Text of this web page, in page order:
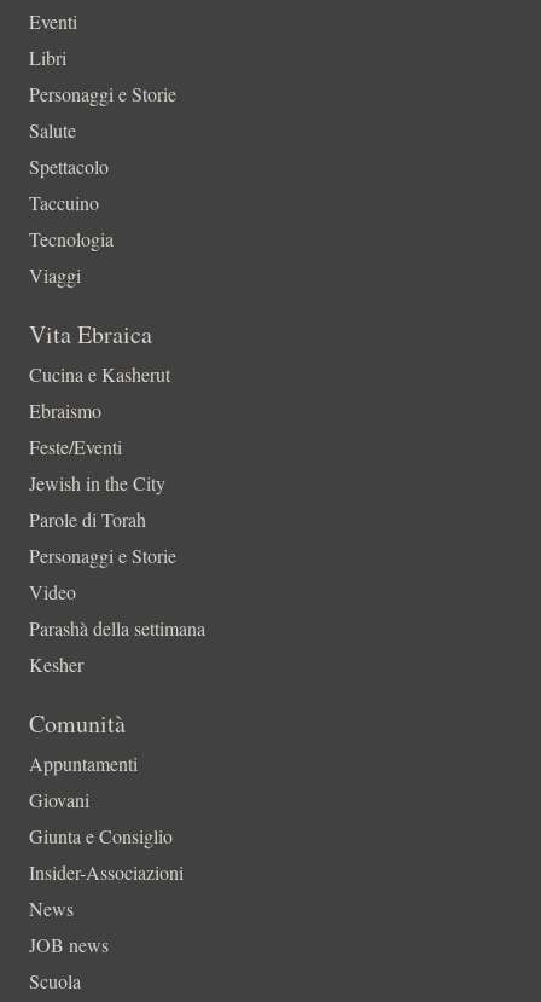
Eventi
Libri
Personaggi e Storie
Salute
Spettacolo
Taccuino
Tecnologia
Viaggi
Vita Ebraica
Cucina e Kasherut
Ebraismo
Feste/Eventi
Jewish in the City
Parole di Torah
Personaggi e Storie
Video
Parashà della settimana
Kesher
Comunità
Appuntamenti
Giovani
Giunta e Consiglio
Insider-Associazioni
News
JOB news
Scuola